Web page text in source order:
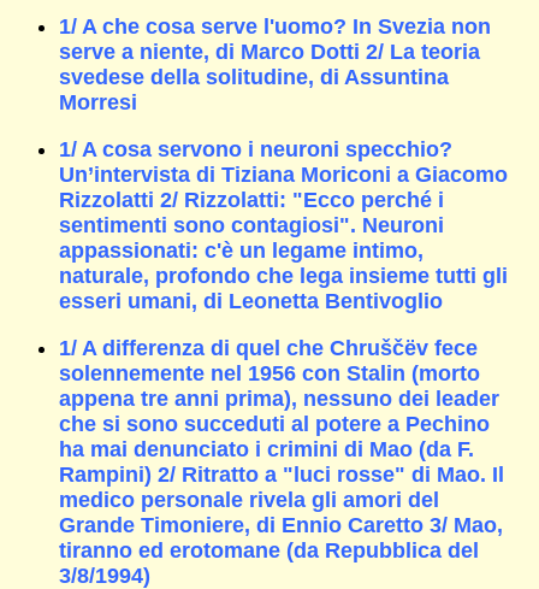
1/ A che cosa serve l'uomo? In Svezia non
serve a niente, di Marco Dotti 2/ La teoria
svedese della solitudine, di Assuntina
Morresi
1/ A cosa servono i neuroni specchio?
Un’intervista di Tiziana Moriconi a Giacomo
Rizzolatti 2/ Rizzolatti: "Ecco perché i
sentimenti sono contagiosi". Neuroni
appassionati: c'è un legame intimo,
naturale, profondo che lega insieme tutti gli
esseri umani, di Leonetta Bentivoglio
1/ A differenza di quel che Chruščëv fece
solennemente nel 1956 con Stalin (morto
appena tre anni prima), nessuno dei leader
che si sono succeduti al potere a Pechino
ha mai denunciato i crimini di Mao (da F.
Rampini) 2/ Ritratto a "luci rosse" di Mao. Il
medico personale rivela gli amori del
Grande Timoniere, di Ennio Caretto 3/ Mao,
tiranno ed erotomane (da Repubblica del
3/8/1994)